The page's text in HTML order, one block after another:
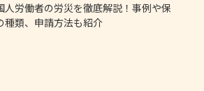
人労働者の労災を徹底解説！事例や保
種類、申請方法も紹介